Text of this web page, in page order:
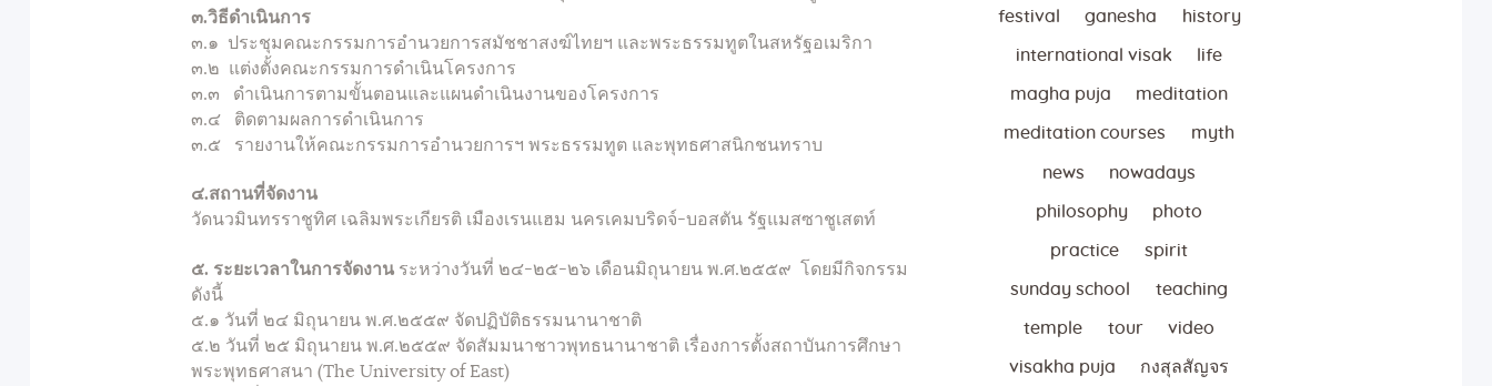
๓.วิธีดำเนินการ
๓.๑ ประชุมคณะกรรมการอำนวยการสมัชชาสงฆ์ไทยฯ และพระธรรมทูตในสหรัฐอเมริกา
๓.๒ แต่งตั้งคณะกรรมการดำเนินโครงการ
๓.๓ ดำเนินการตามขั้นตอนและแผนดำเนินงานของโครงการ
๓.๔ ติดตามผลการดำเนินการ
๓.๕ รายงานให้คณะกรรมการอำนวยการฯ พระธรรมทูต และพุทธศาสนิกชนทราบ
๔.สถานที่จัดงาน
วัดนวมินทรราชูทิศ เฉลิมพระเกียรติ เมืองเรนแฮม นครเคมบริดจ์-บอสตัน รัฐแมสซาชูเสตท์
๕. ระยะเวลาในการจัดงาน ระหว่างวันที่ ๒๔-๒๕-๒๖ เดือนมิถุนายน พ.ศ.๒๕๕๙ โดยมีกิจกรรม
ดังนี้
๕.๑ วันที่ ๒๔ มิถุนายน พ.ศ.๒๕๕๙ จัดปฏิบัติธรรมนานาชาติ
๕.๒ วันที่ ๒๕ มิถุนายน พ.ศ.๒๕๕๙ จัดสัมมนาชาวพุทธนานาชาติ เรื่องการตั้งสถาบันการศึกษา
พระพุทธศาสนา (The University of East)
festival ganesha history
international visak life
magha puja meditation
meditation courses myth
news nowadays
philosophy photo
practice spirit
sunday school teaching
temple tour video
visakha puja กงสุลสัญจร